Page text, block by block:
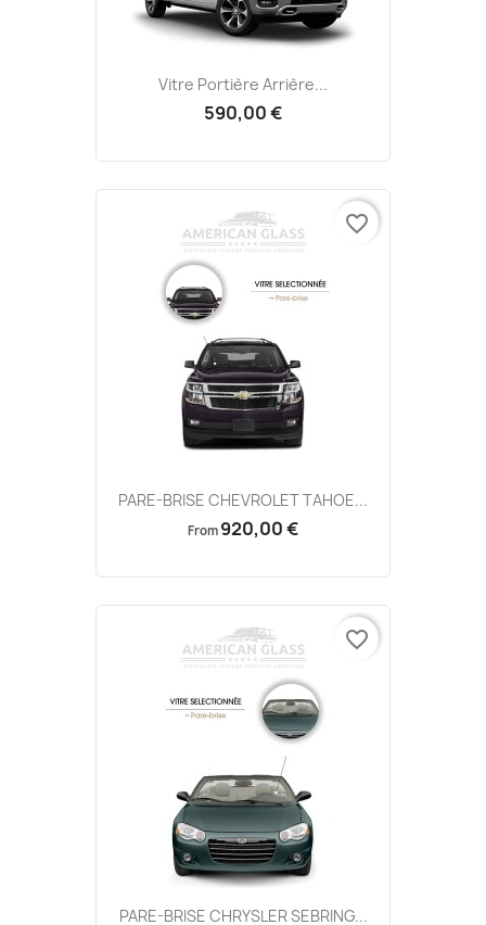
Vitre Portière Arrière...
590,00 €
PARE-BRISE CHEVROLET TAHOE...
From 920,00 €
favorite_border
PARE-BRISE CHRYSLER SEBRING...
favorite_border